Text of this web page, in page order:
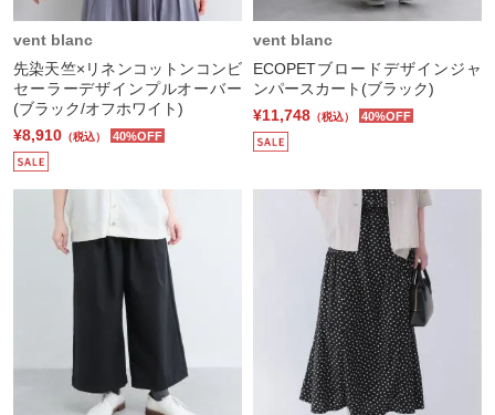
vent blanc
先染天竺×リネンコットンコンビ
セーラーデザインプルオーバー
(ブラック/オフホワイト)
¥8,910 （税込） 40%OFF
vent blanc
ECOPETブロードデザインジャ
ンパースカート(ブラック)
¥11,748 （税込） 40%OFF